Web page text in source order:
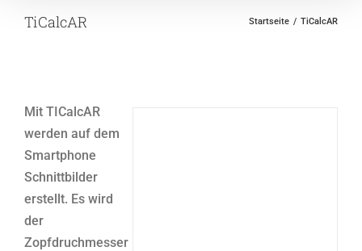
TiCalcAR Startseite TiCalcAR
Mit TICalcAR
werden auf dem
Smartphone
Schnittbilder
erstellt. Es wird
der
Zopfdruchmesser